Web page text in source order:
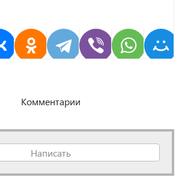
Комментарии
Написать